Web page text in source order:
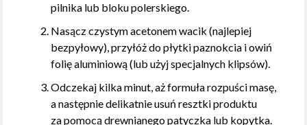
pilnika lub bloku polerskiego.
Nasącz czystym acetonem wacik (najlepiej
bezpyłowy), przyłóż do płytki paznokcia i owiń
folię aluminiową (lub użyj specjalnych klipsów).
Odczekaj kilka minut, aż formuła rozpuści masę,
a następnie delikatnie usuń resztki produktu
za pomocą drewnianego patyczka lub kopytka.